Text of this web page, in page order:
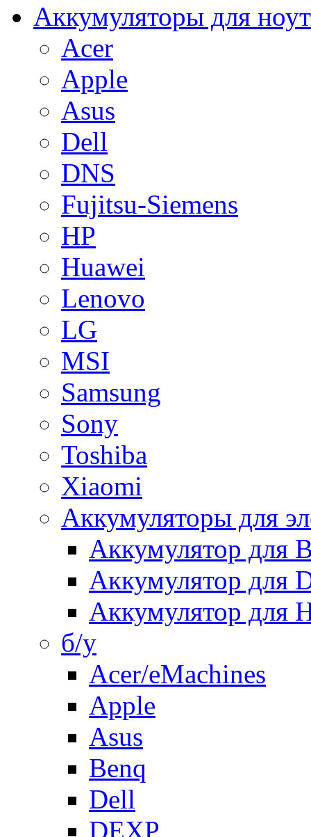
Аккумуляторы для
Acer
Apple
Asus
Dell
DNS
Fujitsu-Siemens
HP
Huawei
Lenovo
LG
MSI
Samsung
Sony
Toshiba
Xiaomi
Аккумуляторы для
Аккумулятор для
Аккумулятор для
Аккумулятор для
б/у
Acer/eMachines
Apple
Asus
Benq
Dell
DEXP